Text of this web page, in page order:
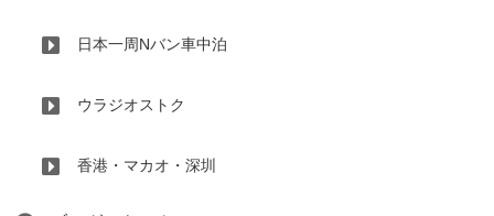
日本一周Nバン車中泊
ウラジオストク
香港・マカオ・深圳